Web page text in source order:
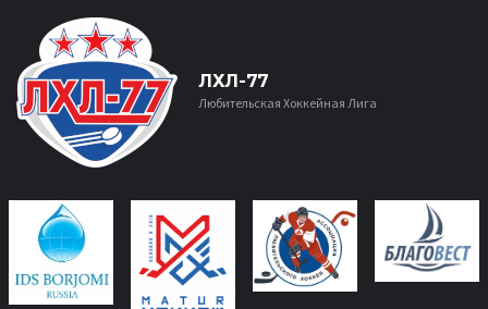
ЛХЛ-77
Любительская Хоккейная Лига